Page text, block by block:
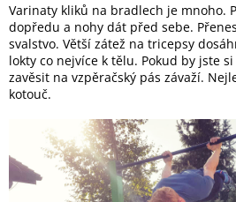
Varinaty kliků na bradlech je mnoho.
dopředu a nohy dát před sebe.
svalstvo. Větší zátež na tricepsy
lokty co nejvíce k tělu. Pokud by jste
zavěsit na vzpěračský pás závaží.
kotouč.